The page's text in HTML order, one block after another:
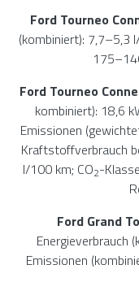
Ford Tourneo
(kombiniert): 7,7–5,3
Ford Tourneo
kombiniert): 18,6
Emissionen
Kraftstoffverbrauch
l/100 km; CO2-
Ford Grand
Energieverbrauch
Emissionen